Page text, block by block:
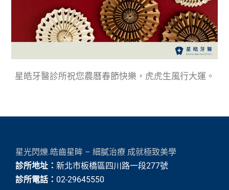
星皓牙醫診所祝您農曆春節快樂，虎虎生風行大運。
星光閃爍.皓齒星眸 – 細膩治療 成就極致美學
診所地址： 新北市板橋區四川路一段277號
診所電話： 02-29645550